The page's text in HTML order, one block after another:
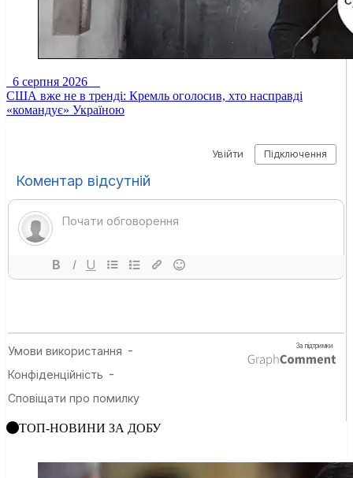
6 серпня 2026
США вже не в тренді: Кремль оголосив, хто насправді
«командує» Україною
ТОП-НОВИНИ ЗА ДОБУ